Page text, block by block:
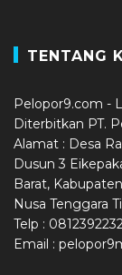
TENTANG
Pelopor9.com -
Diterbitkan PT.
Alamat : Desa
Dusun 3
Barat,
Nusa Tenggara
Telp :
Email :